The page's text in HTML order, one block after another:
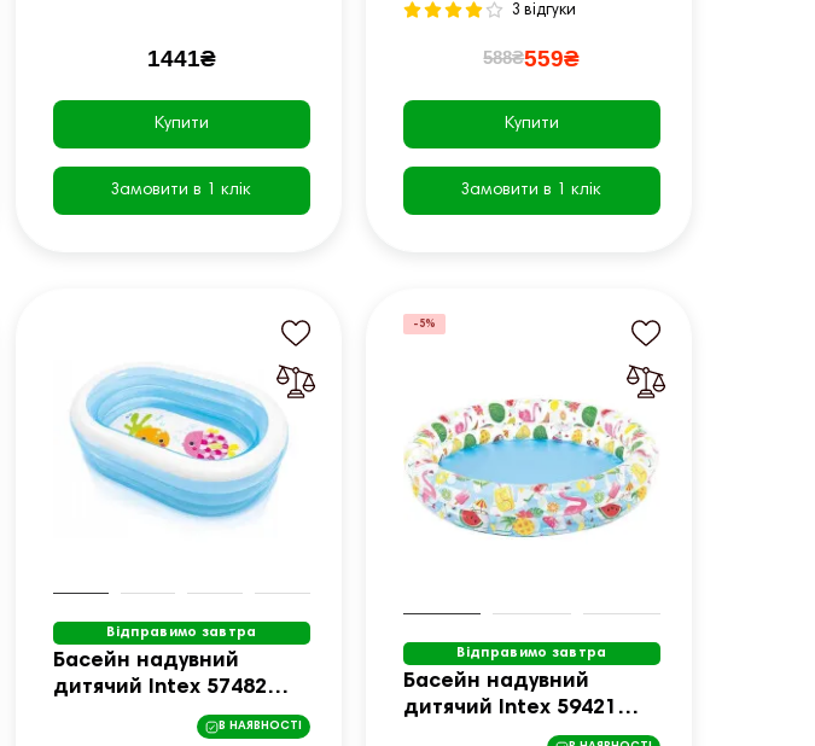
1441₴
Купити
Замовити в 1 клік
3 відгуки
588₴559₴
Купити
Замовити в 1 клік
Відправимо завтра
Басейн надувний
дитячий Intex 57482
163x107x46 см
В НАЯВНОСТІ
-5%
Відправимо завтра
Басейн надувний
дитячий Intex 59421